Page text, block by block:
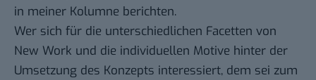
in meiner Kolumne berichten.
Wer sich für die unterschiedlichen Facetten von
New Work und die individuellen Motive hinter der
Umsetzung des Konzepts interessiert, dem sei zum